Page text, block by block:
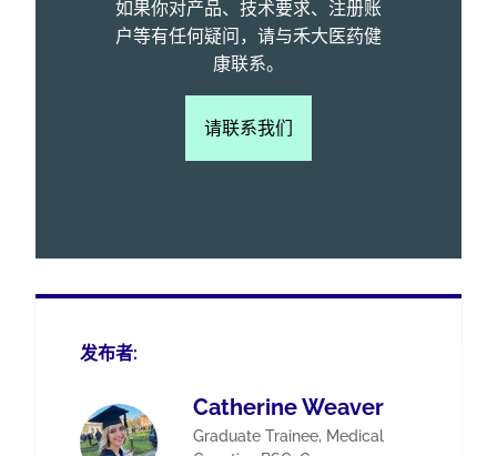
如果你对产品、技术要求、注册账
户等有任何疑问，请与禾大医药健
康联系。
请联系我们
发布者:
Catherine Weaver
Graduate Trainee, Medical